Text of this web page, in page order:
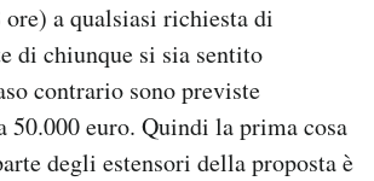
a qualsiasi richiesta di
di chiunque si sia sentito
contrario sono previste
50.000 euro. Quindi la prima cosa
degli estensori della proposta è